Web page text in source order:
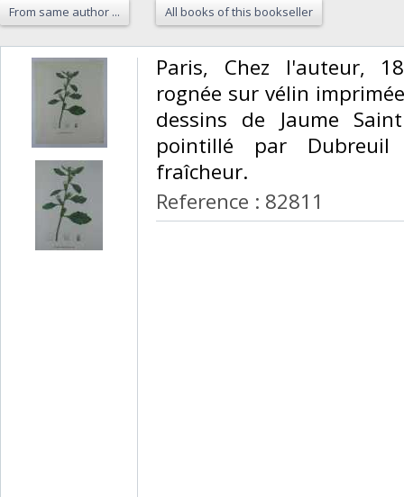
From same author ... All books of this bookseller
‎Paris, Chez l'auteur,
rognée sur vélin
dessins de Jaume
pointillé par
fraîcheur. ‎
Reference : 82811